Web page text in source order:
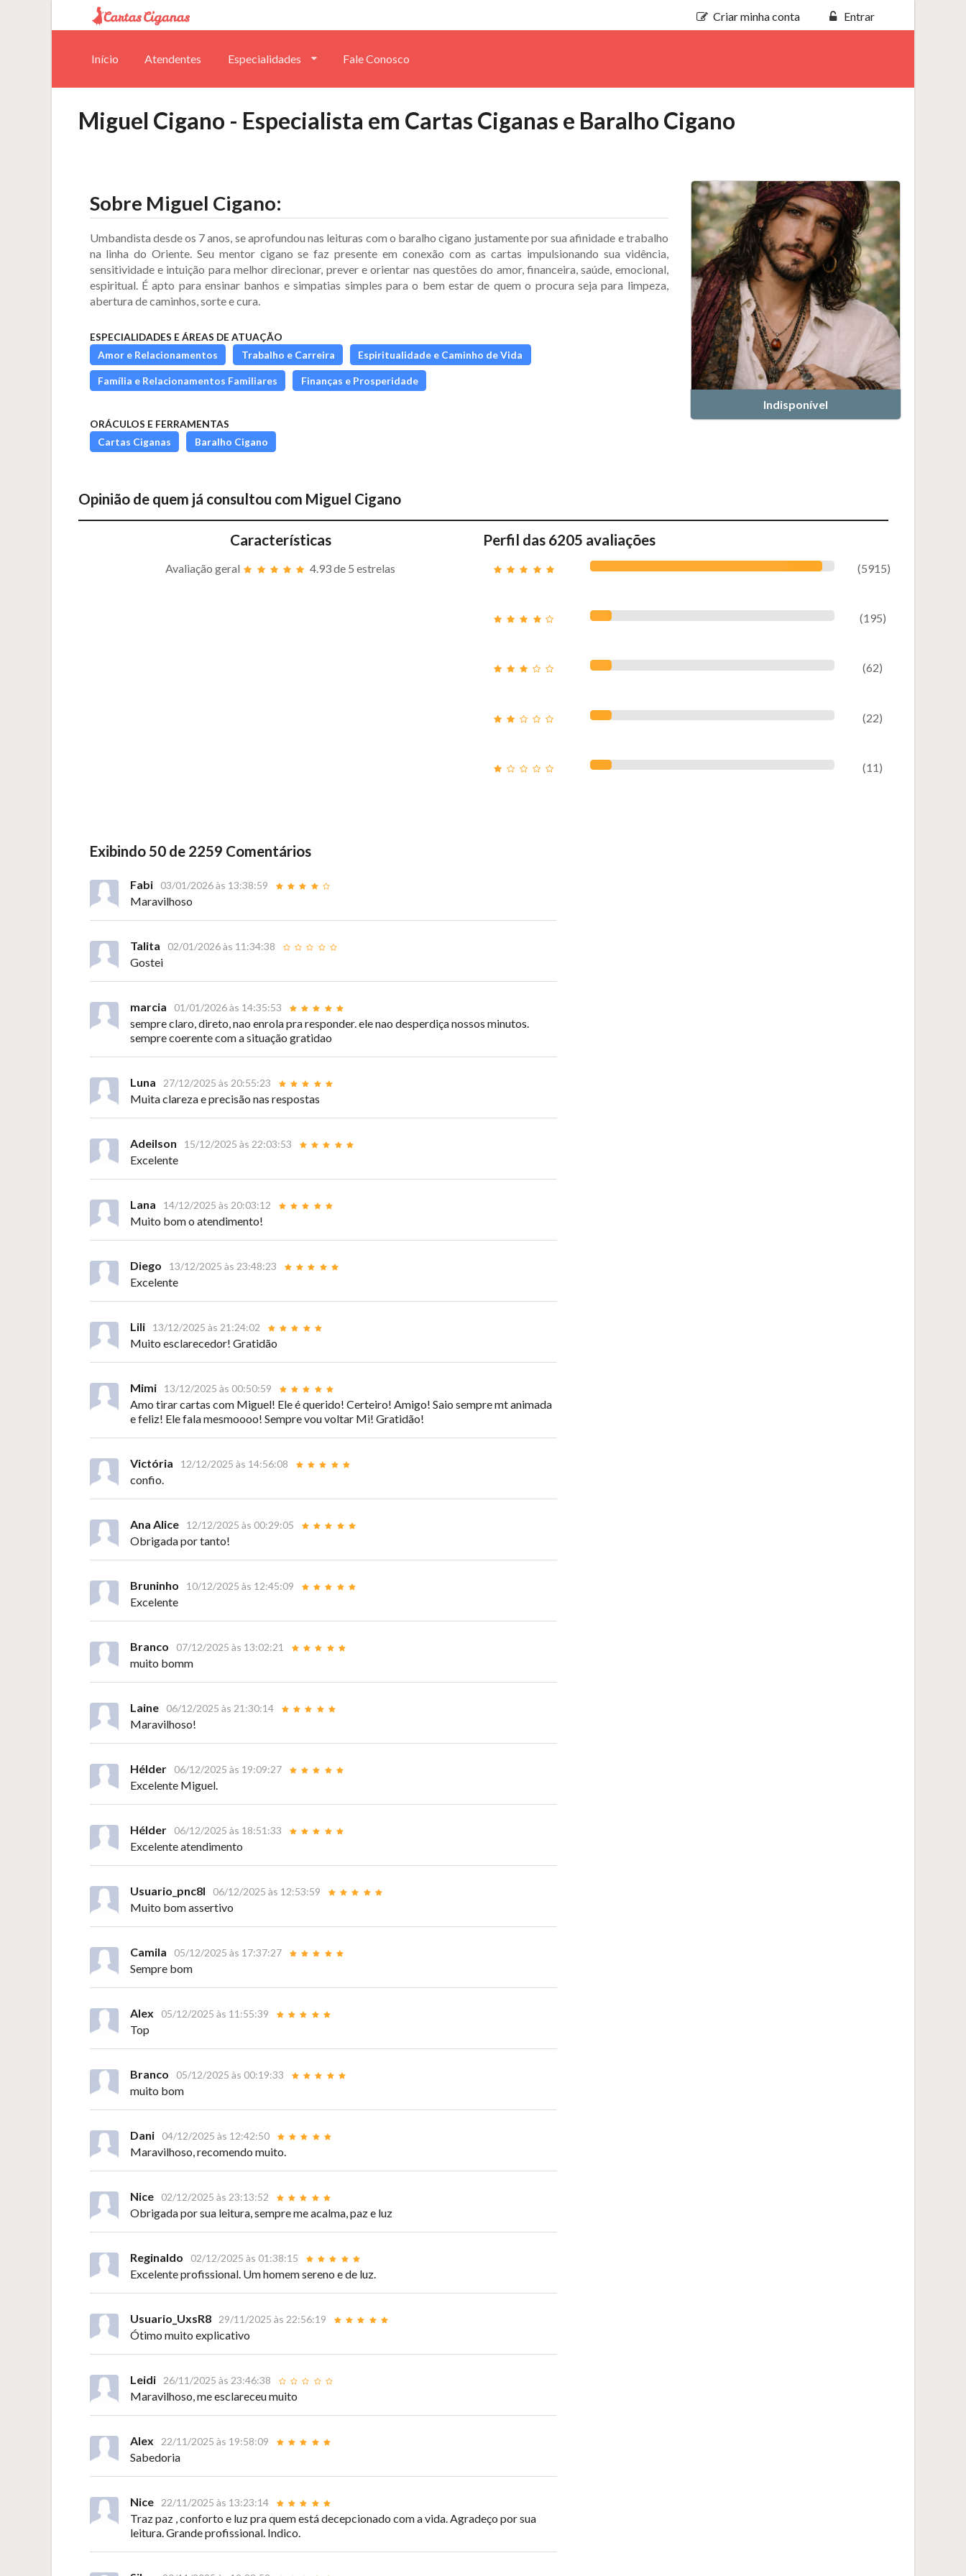
Criar minha conta Entrar
Início Atendentes Especialidades Fale Conosco
Miguel Cigano - Especialista em Cartas Ciganas e Baralho Cigano
Sobre Miguel Cigano:
Umbandista desde os 7 anos, se aprofundou nas leituras com o baralho cigano justamente por sua afinidade e trabalho
na linha do Oriente. Seu mentor cigano se faz presente em conexão com as cartas impulsionando sua vidência,
sensitividade e intuição para melhor direcionar, prever e orientar nas questões do amor, financeira, saúde, emocional,
espiritual. É apto para ensinar banhos e simpatias simples para o bem estar de quem o procura seja para limpeza,
abertura de caminhos, sorte e cura.
ESPECIALIDADES E ÁREAS DE ATUAÇÃO
Amor e Relacionamentos
Trabalho e Carreira Espiritualidade e Caminho de Vida
Família e Relacionamentos Familiares Finanças e Prosperidade
ORÁCULOS E FERRAMENTAS
Cartas Ciganas
Baralho Cigano
Indisponível
Opinião de quem já consultou com Miguel Cigano
Características
Avaliação geral 4.93de 5 estrelas
Perfil das 6205 avaliações
(5915)
(195)
(62)
(22)
(11)
Exibindo 50 de 2259 Comentários
Fabi 03/01/2026 às 13:38:59
Maravilhoso
Talita 02/01/2026 às 11:34:38
Gostei
marcia 01/01/2026 às 14:35:53
sempre claro, direto, nao enrola pra responder. ele nao desperdiça nossos minutos.
sempre coerente com a situação gratidao
Luna 27/12/2025 às 20:55:23
Muita clareza e precisão nas respostas
Adeilson 15/12/2025 às 22:03:53
Excelente
Lana 14/12/2025 às 20:03:12
Muito bom o atendimento!
Diego 13/12/2025 às 23:48:23
Excelente
Lili 13/12/2025 às 21:24:02
Muito esclarecedor! Gratidão
Mimi 13/12/2025 às 00:50:59
Amo tirar cartas com Miguel! Ele é querido! Certeiro! Amigo! Saio sempre mt animada
e feliz! Ele fala mesmoooo! Sempre vou voltar Mi! Gratidão!
Victória 12/12/2025 às 14:56:08
confio.
Ana Alice 12/12/2025 às 00:29:05
Obrigada por tanto!
Bruninho 10/12/2025 às 12:45:09
Excelente
Branco 07/12/2025 às 13:02:21
muito bomm
Laine 06/12/2025 às 21:30:14
Maravilhoso!
Hélder 06/12/2025 às 19:09:27
Excelente Miguel.
Hélder 06/12/2025 às 18:51:33
Excelente atendimento
Usuario_pnc8l 06/12/2025 às 12:53:59
Muito bom assertivo
Camila 05/12/2025 às 17:37:27
Sempre bom
Alex 05/12/2025 às 11:55:39
Top
Branco 05/12/2025 às 00:19:33
muito bom
Dani 04/12/2025 às 12:42:50
Maravilhoso, recomendo muito.
Nice 02/12/2025 às 23:13:52
Obrigada por sua leitura, sempre me acalma, paz e luz
Reginaldo 02/12/2025 às 01:38:15
Excelente profissional. Um homem sereno e de luz.
Usuario_UxsR8 29/11/2025 às 22:56:19
Ótimo muito explicativo
Leidi 26/11/2025 às 23:46:38
Maravilhoso, me esclareceu muito
Alex 22/11/2025 às 19:58:09
Sabedoria
Nice 22/11/2025 às 13:23:14
Traz paz , conforto e luz pra quem está decepcionado com a vida. Agradeço por sua
leitura. Grande profissional. Indico.